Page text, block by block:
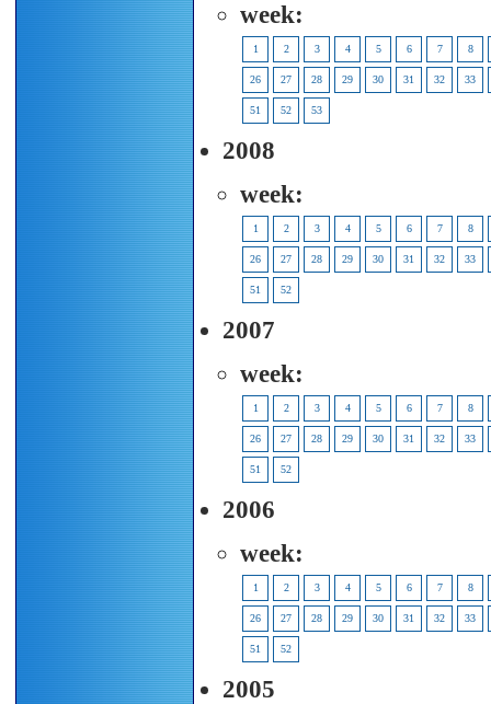
week:
1 2 3 4 5 6 7 8
26 27 28 29 30 31 32 33
51 52 53
2008
week:
1 2 3 4 5 6 7 8
26 27 28 29 30 31 32 33
51 52
2007
week:
1 2 3 4 5 6 7 8
26 27 28 29 30 31 32 33
51 52
2006
week:
1 2 3 4 5 6 7 8
26 27 28 29 30 31 32 33
51 52
2005